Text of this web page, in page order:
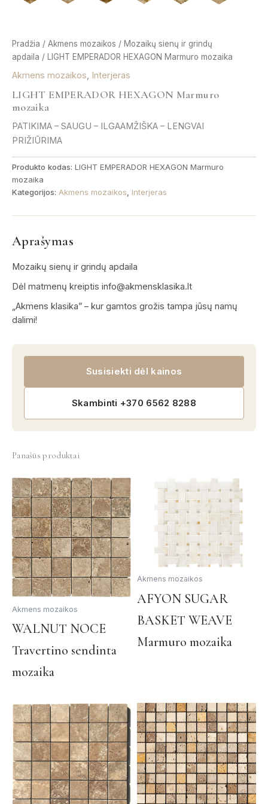
Pradžia / Akmens mozaikos / Mozaikų sienų ir grindų
apdaila / LIGHT EMPERADOR HEXAGON Marmuro mozaika
Akmens mozaikos, Interjeras
LIGHT EMPERADOR HEXAGON Marmuro
mozaika
PATIKIMA – SAUGU – ILGAAMŽIŠKA – LENGVAI
PRIŽIŪRIMA
Produkto kodas: LIGHT EMPERADOR HEXAGON Marmuro
mozaika
Kategorijos: Akmens mozaikos, Interjeras
Aprašymas
Mozaikų sienų ir grindų apdaila
Dėl matmenų kreiptis info@akmensklasika.lt
„Akmens klasika” – kur gamtos grožis tampa jūsų namų
dalimi!
Susisiekti dėl kainos
Skambinti +370 6562 8288
Panašūs produktai
Akmens mozaikos
WALNUT NOCE
Travertino sendinta
mozaika
This
product
options
may
be
chosen
on
the
product
Akmens mozaikos
AFYON SUGAR
BASKET WEAVE
Marmuro mozaika